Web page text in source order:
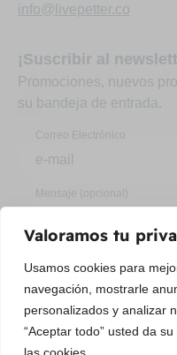
Valoramos tu
Usamos cookies para
navegación, mostrarle
personalizados y analizar
“Aceptar todo” usted da
info@livepetter.co
¡Suscribir al
Promociones, nuevos
su bandeja de entrada.
Correo Electrónico
Mensaje (opcional)